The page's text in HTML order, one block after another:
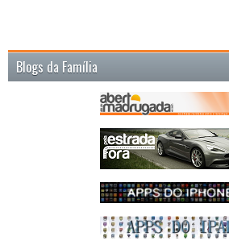
Blogs da Família